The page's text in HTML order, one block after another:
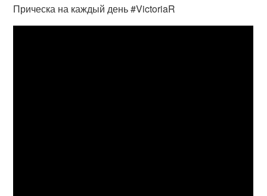
Прическа на каждый день #VictoriaR